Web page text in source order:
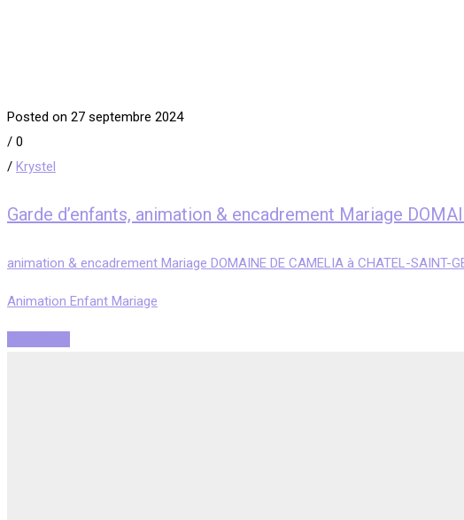
Posted on 27 septembre 2024
/ 0
/ Krystel
Garde d’enfants, animation & encadrement Mariage
animation & encadrement Mariage DOMAINE DE CAMELIA à CHATEL-SAINT-
Animation Enfant Mariage